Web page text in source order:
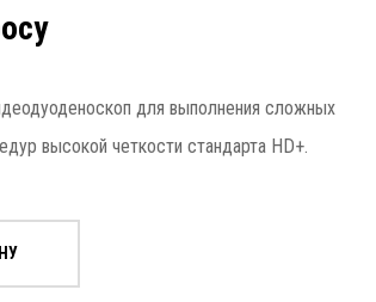
для выполнения сложных
высокой четкости стандарта HD+.